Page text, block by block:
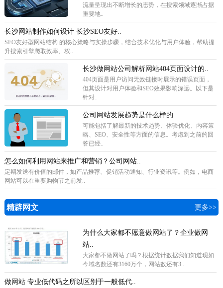
流量呈现出不断增长的态势，在搜索领域逐渐占据
重要地..
长沙网站制作如何设计 长沙SEO友好..
SEO友好型网站结构 的核心策略与实操步骤，结合技术优化与用户体验，帮助提
升搜索引擎爬取效率、权..
长沙做网站公司解析网站404页面设计的..
404页面是用户访问无效链接时展示的错误页面，
但其设计对用户体验和SEO效果影响深远。以下是
针对..
公司网站发展趋势是什么样的
可能包括了解最新的技术趋势、体验优化、内容策
略、SEO、安全性等方面的信息。考虑到之前的回
答已经..
怎么如何利用网站来推广和营销？公司网站..
定期发送有价值的邮件，如产品推荐、促销活动通知、行业资讯等。例如，电商
网站可以在重要购物节之前发..
精辟网文 更多>>
为什么大家都不愿意做网站了？企业做网
站..
​大家都不做网站了吗？根据统计数据我们知道现如
今域名数还有3160万个，网站数还有3..
做网站 专业低代码之所以区别于一般低代..